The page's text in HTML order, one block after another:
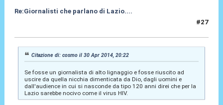
Re:Giornalisti che parlano di Lazio....
#27
Citazione di: cosmo il 30 Apr 2014, 20:22
Se fosse un giornalista di alto lignaggio e fosse riuscito ad
uscire da quella nicchia dimenticata da Dio, dagli uomini e
dall'audience in cui si nasconde da tipo 120 anni direi che per la
Lazio sarebbe nocivo come il virus HIV.